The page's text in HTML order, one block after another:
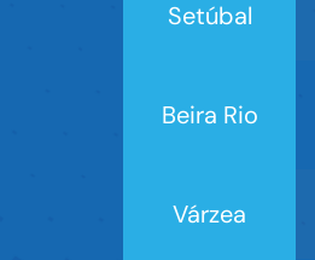
Setúbal
Beira Rio
Várzea